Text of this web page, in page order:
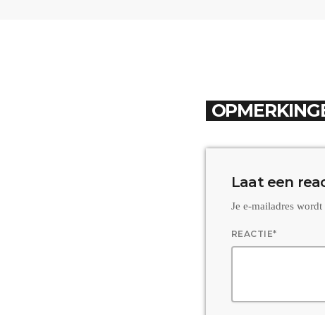
Laat een
Je e-mailadres
REACTIE*